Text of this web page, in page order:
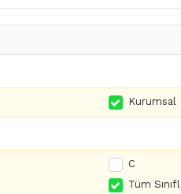
Kurumsal
C
Tüm